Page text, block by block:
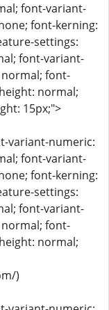
font-variant-
font-kerning:
settings:
font-variant-
font-
normal;
15px;">
variant-numeric:
font-variant-
font-kerning:
settings:
font-variant-
font-
normal;
)